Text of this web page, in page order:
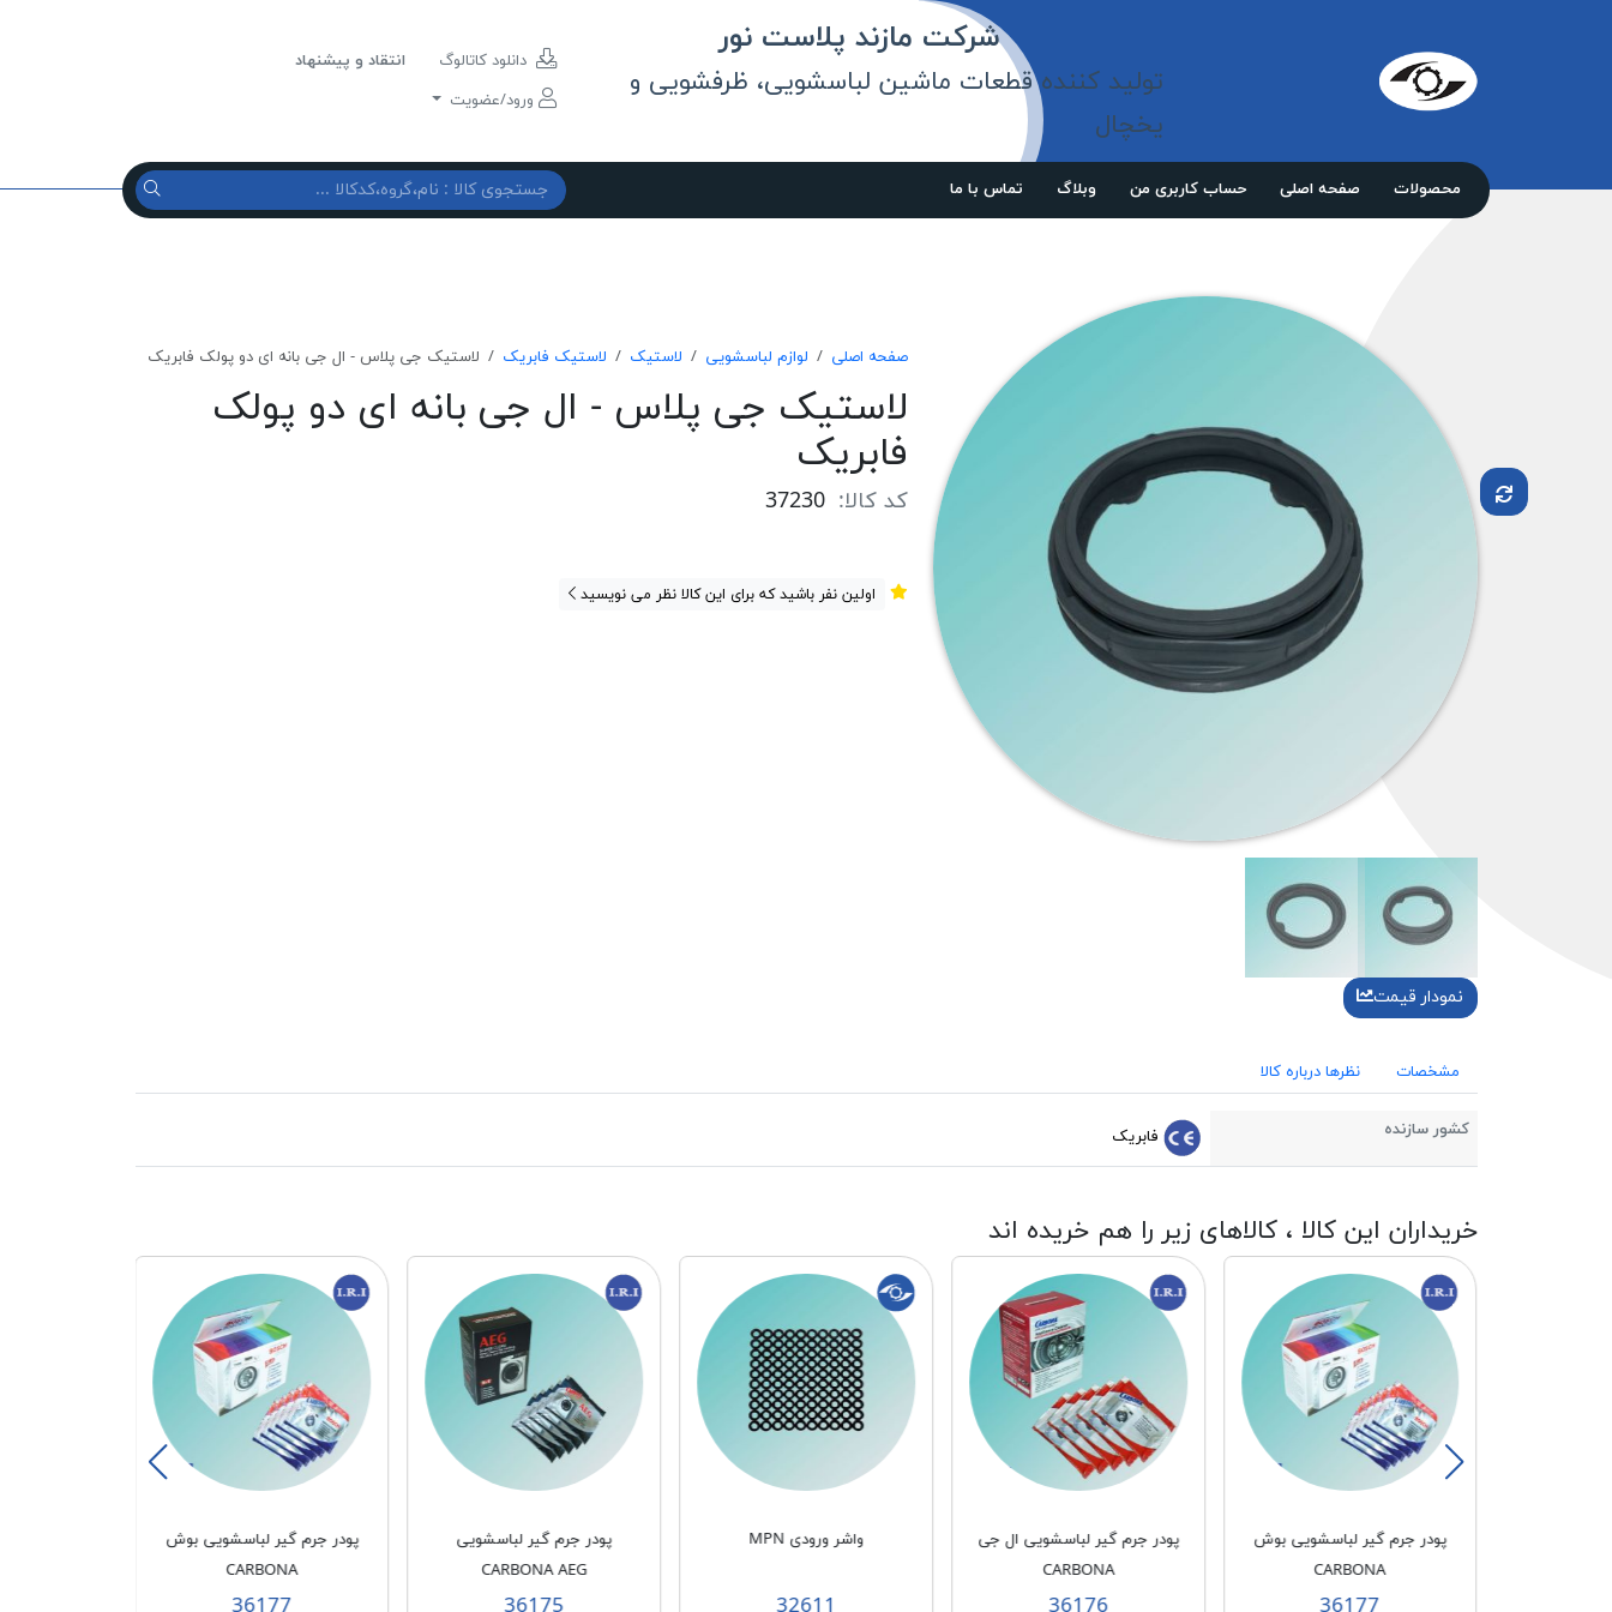
پلاست
شرکت مازند پلاست نور
تولید کننده قطعات ماشین لباسشویی، ظرفشویی و
یخچال
دانلود کاتالوگ
انتقاد و پیشنهاد
ورود/عضویت
محصولات صفحه اصلی حساب کاربری من وبلاگ تماس با ما
نمودار قیمت
صفحه اصلی لوازم لباسشویی لاستیک لاستیک فابریک لاستیک جی پلاس - ال جی بانه ای دو پولک فابریک
لاستیک جی پلاس - ال جی بانه ای دو پولک
فابریک
کد کالا: 37230
اولین نفر باشید که برای این کالا نظر می نویسید
مشخصات نظرها درباره کالا
کشور سازنده فابریک
خریداران این کالا ، کالاهای زیر را هم خریده اند
پودر جرم گیر لباسشویی بوش
CARBONA
پودر جرم گیر لباسشویی ال جی
CARBONA
واشر ورودی MPN
پودر جرم گیر لباسشویی
CARBONA AEG
پودر جرم گیر لباسشویی بوش
CARBONA